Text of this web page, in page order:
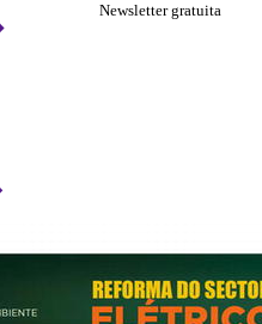
Newsletter gratuita